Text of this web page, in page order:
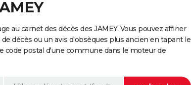
au carnet des décès des JAMEY. Vous pouvez affiner
décès ou un avis d'obsèques plus ancien en tapant le
code postal d'une commune dans le moteur de